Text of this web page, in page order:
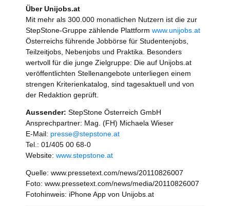
Über Unijobs.at
Mit mehr als 300.000 monatlichen Nutzern ist die zur
StepStone-Gruppe zählende Plattform www.unijobs.at
Österreichs führende Jobbörse für Studentenjobs,
Teilzeitjobs, Nebenjobs und Praktika. Besonders
wertvoll für die junge Zielgruppe: Die auf Unijobs.at
veröffentlichten Stellenangebote unterliegen einem
strengen Kriterienkatalog, sind tagesaktuell und von
der Redaktion geprüft.
Aussender: StepStone Österreich GmbH
Ansprechpartner: Mag. (FH) Michaela Wieser
E-Mail: presse@stepstone.at
Tel.: 01/405 00 68-0
Website: www.stepstone.at
Quelle: www.pressetext.com/news/20110826007
Foto: www.pressetext.com/news/media/20110826007
Fotohinweis: iPhone App von Unijobs.at